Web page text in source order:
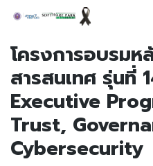
โครงการอบรม
สารสนเทศ รุ่นที่
Executive
Trust,
Cybersecurity